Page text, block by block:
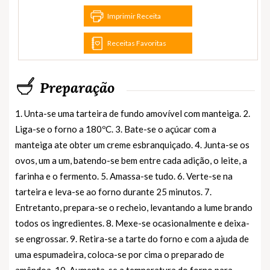
Imprimir Receita
Receitas Favoritas
Preparação
1. Unta-se uma tarteira de fundo amovível com manteiga. 2.
Liga-se o forno a 180ºC. 3. Bate-se o açúcar com a
manteiga ate obter um creme esbranquiçado. 4. Junta-se os
ovos, um a um, batendo-se bem entre cada adição, o leite, a
farinha e o fermento. 5. Amassa-se tudo. 6. Verte-se na
tarteira e leva-se ao forno durante 25 minutos. 7.
Entretanto, prepara-se o recheio, levantando a lume brando
todos os ingredientes. 8. Mexe-se ocasionalmente e deixa-
se engrossar. 9. Retira-se a tarte do forno e com a ajuda de
uma espumadeira, coloca-se por cima o preparado de